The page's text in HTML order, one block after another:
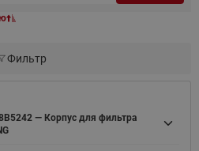
Фильтр
— Корпус для фильтра